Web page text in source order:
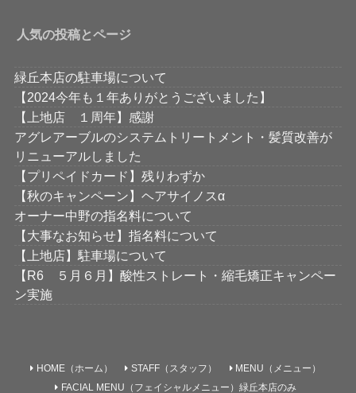
人気の投稿とページ
緑丘本店の駐車場について
【2024今年も１年ありがとうございました】
【上地店 １周年】感謝
アグレアーブルのシステムトリートメント・髪質改善が
リニューアルしました
【プリペイドカード】残りわずか
【秋のキャンペーン】ヘアサイノスα
オーナー中野の指名料について
【大事なお知らせ】指名料について
【上地店】駐車場について
【R6 ５月６月】酸性ストレート・縮毛矯正キャンペー
ン実施
HOME（ホーム） STAFF（スタッフ）
MENU（メニュー）
FACIAL MENU（フェイシャルメニュー）緑丘本店のみ